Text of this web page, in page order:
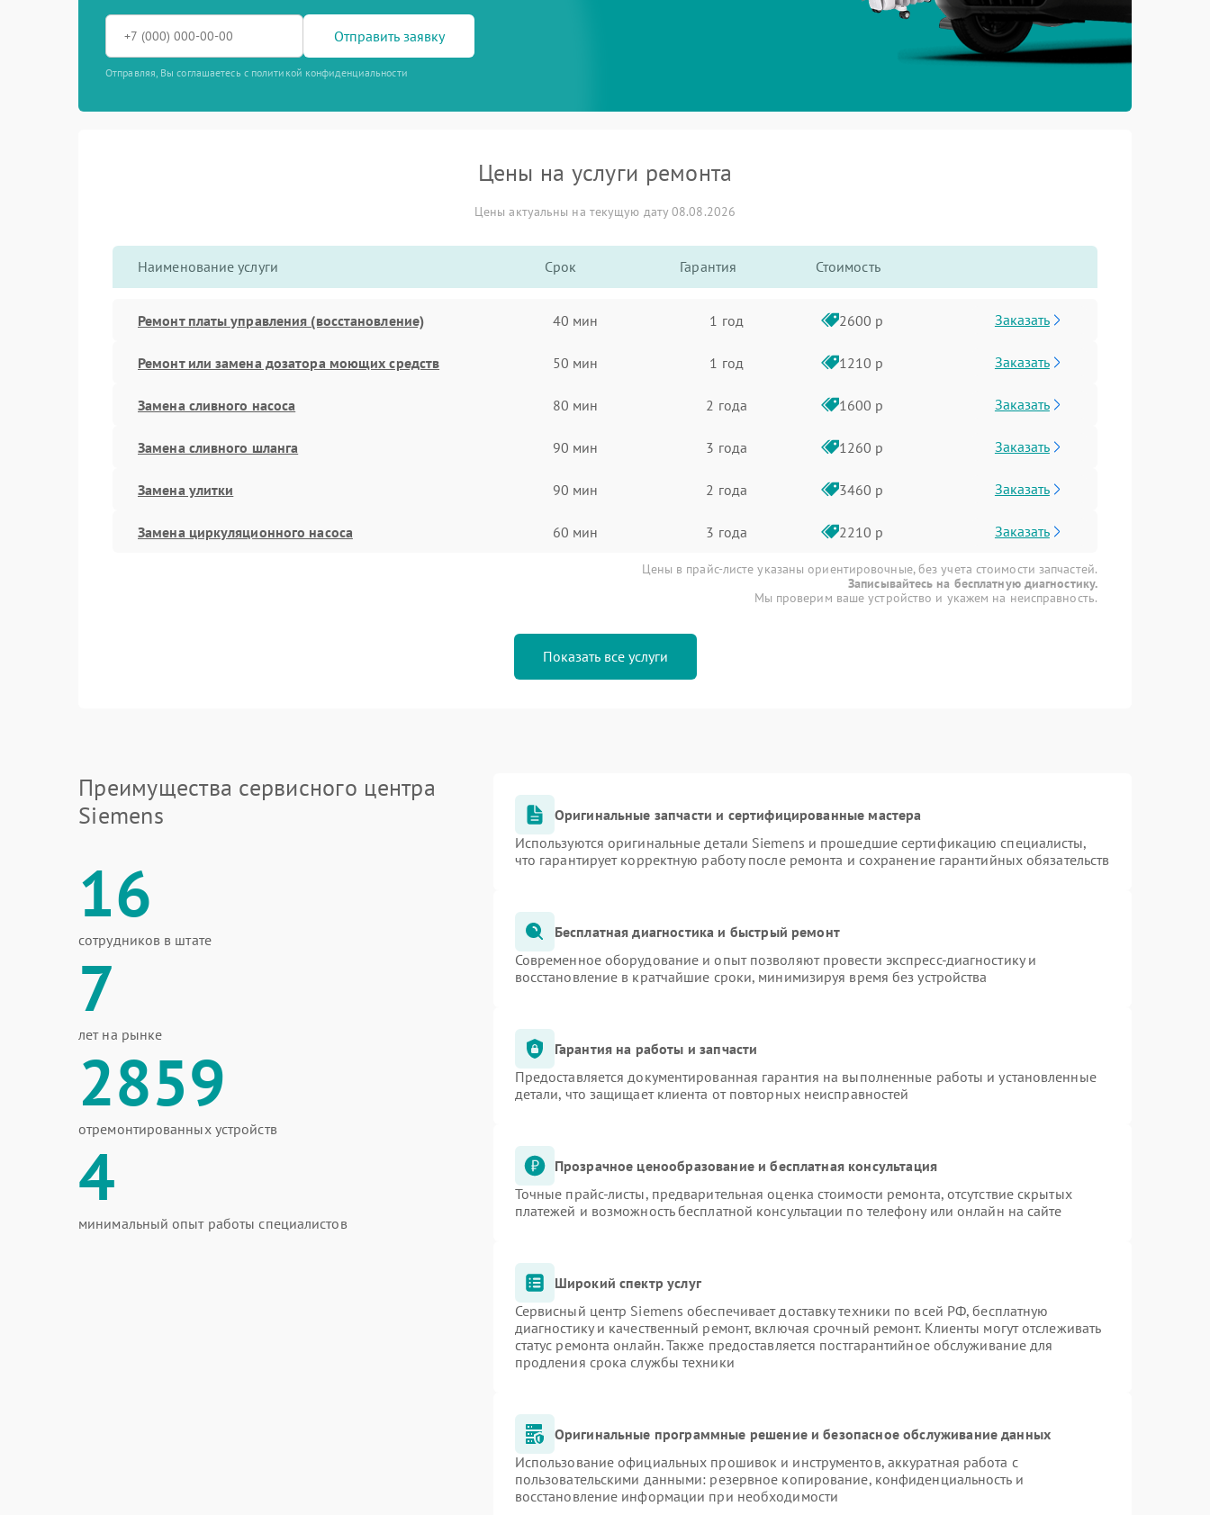
Отправить заявку
Отправляя, Вы соглашаетесь с политикой конфиденциальности
Цены на услуги ремонта
Цены актуальны на текущую дату 08.08.2026
Наименование услуги Срок Гарантия Стоимость
Ремонт платы управления (восстановление) 40 мин 1 год 2600 р Заказать
Ремонт или замена дозатора моющих средств 50 мин 1 год 1210 р Заказать
Замена сливного насоса 80 мин 2 года 1600 р Заказать
Замена сливного шланга 90 мин 3 года 1260 р Заказать
Замена улитки 90 мин 2 года 3460 р Заказать
Замена циркуляционного насоса 60 мин 3 года 2210 р Заказать
Цены в прайс-листе указаны ориентировочные, без учета стоимости запчастей.
Записывайтесь на бесплатную диагностику.
Мы проверим ваше устройство и укажем на неисправность.
Показать все услуги
Преимущества сервисного центра
Siemens
16
сотрудников в штате
7
лет на рынке
2859
отремонтированных устройств
4
минимальный опыт работы специалистов
Оригинальные запчасти и сертифицированные мастера
Используются оригинальные детали Siemens и прошедшие сертификацию специалисты,
что гарантирует корректную работу после ремонта и сохранение гарантийных обязательств
Бесплатная диагностика и быстрый ремонт
Современное оборудование и опыт позволяют провести экспресс-диагностику и
восстановление в кратчайшие сроки, минимизируя время без устройства
Гарантия на работы и запчасти
Предоставляется документированная гарантия на выполненные работы и установленные
детали, что защищает клиента от повторных неисправностей
Прозрачное ценообразование и бесплатная консультация
Точные прайс-листы, предварительная оценка стоимости ремонта, отсутствие скрытых
платежей и возможность бесплатной консультации по телефону или онлайн на сайте
Широкий спектр услуг
Сервисный центр Siemens обеспечивает доставку техники по всей РФ, бесплатную
диагностику и качественный ремонт, включая срочный ремонт. Клиенты могут отслеживать
статус ремонта онлайн. Также предоставляется постгарантийное обслуживание для
продления срока службы техники
Оригинальные программные решение и безопасное обслуживание данных
Использование официальных прошивок и инструментов, аккуратная работа с
пользовательскими данными: резервное копирование, конфиденциальность и
восстановление информации при необходимости